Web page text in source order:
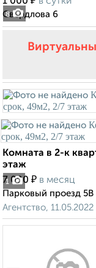
8
Свердлова 6
1
Комната в 2-к
этаж
7 000 ₽ в месяц
Парковый проезд 5В
Агентство, 11.05.2022